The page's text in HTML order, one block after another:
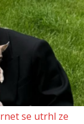
se utrhl ze